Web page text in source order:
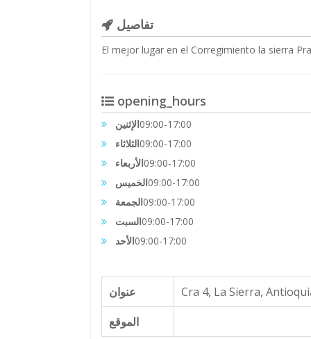
تفاصيل
El mejor lugar en el Corregimiento la sierra
opening_hours
الإثنين09:00-17:00
الثلاثاء09:00-17:00
الأربعاء09:00-17:00
الخميس09:00-17:00
الجمعة09:00-17:00
السبت09:00-17:00
الأحد09:00-17:00
عنوان
Cra 4, La Sierra,
الموقع